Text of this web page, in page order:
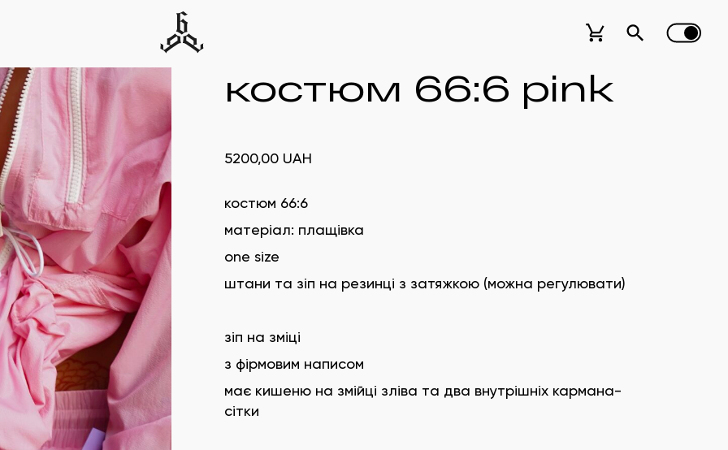
костюм 66:6 pink
5200,00 UAH
костюм 66:6
матеріал: плащівка
one size
штани та зіп на резинці з затяжкою (можна регулювати)
зіп на зміці
з фірмовим написом
має кишеню на змійці зліва та два внутрішніх кармана-
сітки